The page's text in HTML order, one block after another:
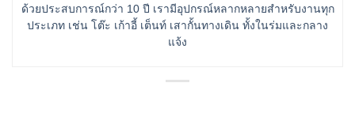
ด้วยประสบการณ์กว่า 10 ปี เรามีอุปกรณ์หลากหลายสำหรับงานทุก
ประเภท เช่น โต๊ะ เก้าอี้ เต็นท์ เสากั้นทางเดิน ทั้งในร่มและกลาง
แจ้ง